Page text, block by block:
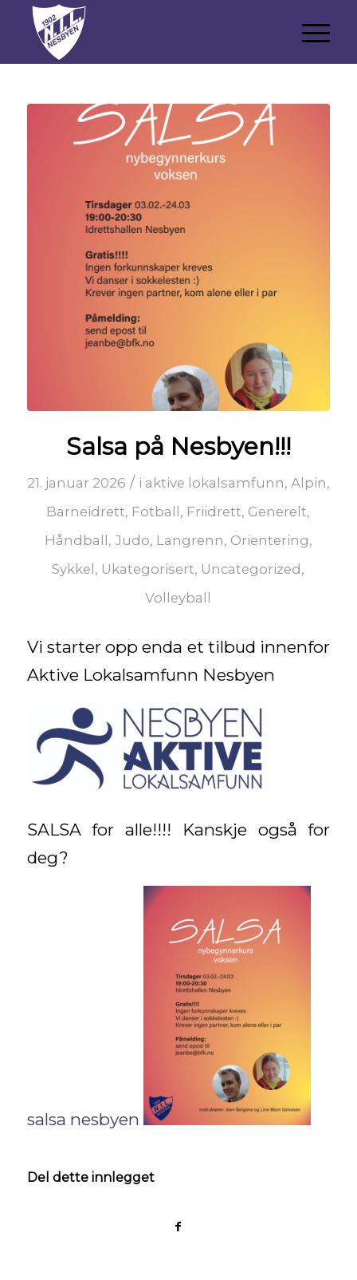
Salsa på Nesbyen!!!
21. januar 2026 / i aktive lokalsamfunn, Alpin,
Barneidrett, Fotball , Friidrett, Generelt,
Håndball , Judo, Langrenn, Orientering,
Sykkel , Ukategorisert, Uncategorized ,
Volleyball
Vi starter opp enda et tilbud innenfor
Aktive Lokalsamfunn Nesbyen
SALSA for alle!!!! Kanskje også for
deg?
salsa nesbyen
Del dette innlegget